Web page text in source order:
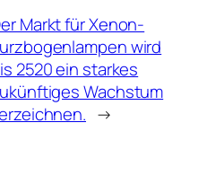
Markt für Xenon-
wird
2520 ein starkes
Wachstum
→